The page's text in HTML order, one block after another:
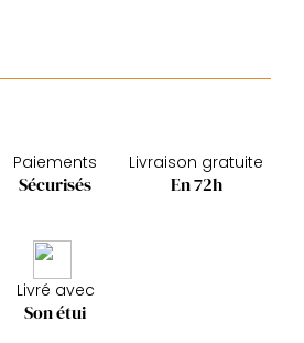
Paiements
Sécurisés
Livraison gratuite
En 72h
Livré avec
Son étui